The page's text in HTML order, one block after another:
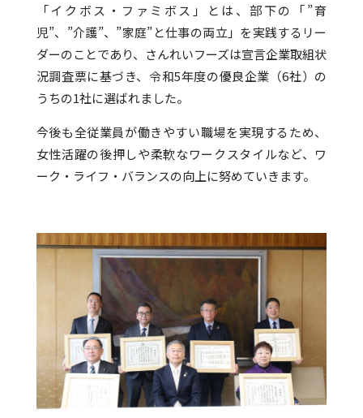
「イクボス・ファミボス」とは、部下の「”育
児”、”介護”、”家庭”と仕事の両立」を実践するリー
ダーのことであり、さんれいフーズは宣言企業取組状
況調査票に基づき、令和5年度の優良企業（6社）の
うちの1社に選ばれました。
今後も全従業員が働きやすい職場を実現するため、
女性活躍の後押しや柔軟なワークスタイルなど、ワ
ーク・ライフ・バランスの向上に努めていきます。